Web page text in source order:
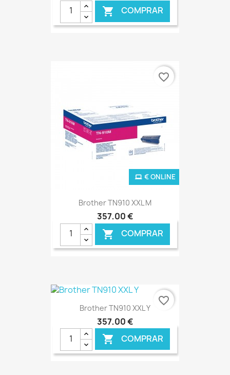
 COMPRAR
Brother TN910 XXL M
357,00 €
 COMPRAR
€ ONLINE
favorite_border
Brother TN910 XXL Y
357,00 €
 COMPRAR
favorite_border